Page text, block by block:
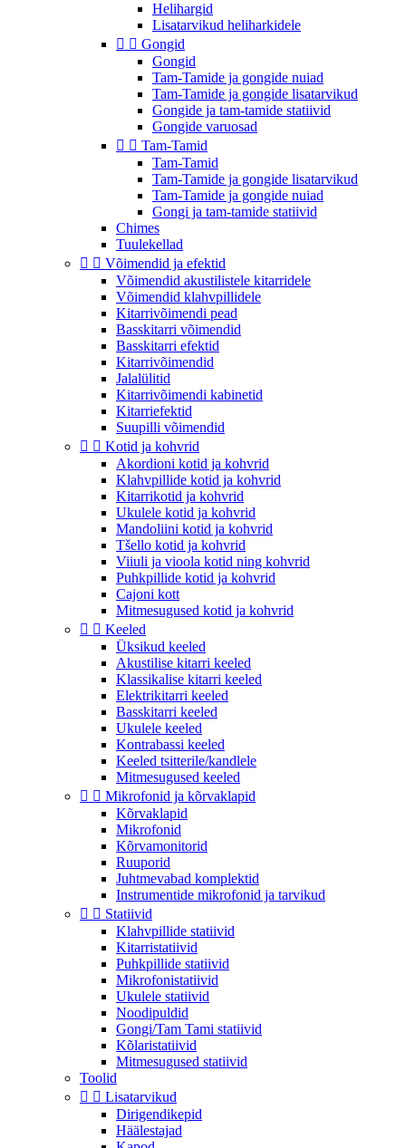
Helihargid
Lisatarvikud heliharkidele
  Gongid
Gongid
Tam-Tamide ja gongide nuiad
Tam-Tamide ja gongide lisatarvikud
Gongide ja tam-tamide statiivid
Gongide varuosad
  Tam-Tamid
Tam-Tamid
Tam-Tamide ja gongide lisatarvikud
Tam-Tamide ja gongide nuiad
Gongi ja tam-tamide statiivid
Chimes
Tuulekellad
  Võimendid ja efektid
Võimendid akustilistele kitarridele
Võimendid klahvpillidele
Kitarrivõimendi pead
Basskitarri võimendid
Basskitarri efektid
Kitarrivõimendid
Jalalülitid
Kitarrivõimendi kabinetid
Kitarriefektid
Suupilli võimendid
  Kotid ja kohvrid
Akordioni kotid ja kohvrid
Klahvpillide kotid ja kohvrid
Kitarrikotid ja kohvrid
Ukulele kotid ja kohvrid
Mandoliini kotid ja kohvrid
Tšello kotid ja kohvrid
Viiuli ja vioola kotid ning kohvrid
Puhkpillide kotid ja kohvrid
Cajoni kott
Mitmesugused kotid ja kohvrid
  Keeled
Üksikud keeled
Akustilise kitarri keeled
Klassikalise kitarri keeled
Elektrikitarri keeled
Basskitarri keeled
Ukulele keeled
Kontrabassi keeled
Keeled tsitterile/kandlele
Mitmesugused keeled
  Mikrofonid ja kõrvaklapid
Kõrvaklapid
Mikrofonid
Kõrvamonitorid
Ruuporid
Juhtmevabad komplektid
Instrumentide mikrofonid ja tarvikud
  Statiivid
Klahvpillide statiivid
Kitarristatiivid
Puhkpillide statiivid
Mikrofonistatiivid
Ukulele statiivid
Noodipuldid
Gongi/Tam Tami statiivid
Kõlaristatiivid
Mitmesugused statiivid
Toolid
  Lisatarvikud
Dirigendikepid
Häälestajad